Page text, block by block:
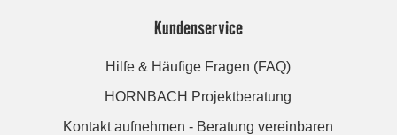
Kundenservice
Hilfe & Häufige Fragen (FAQ)
HORNBACH Projektberatung
Kontakt aufnehmen - Beratung vereinbaren